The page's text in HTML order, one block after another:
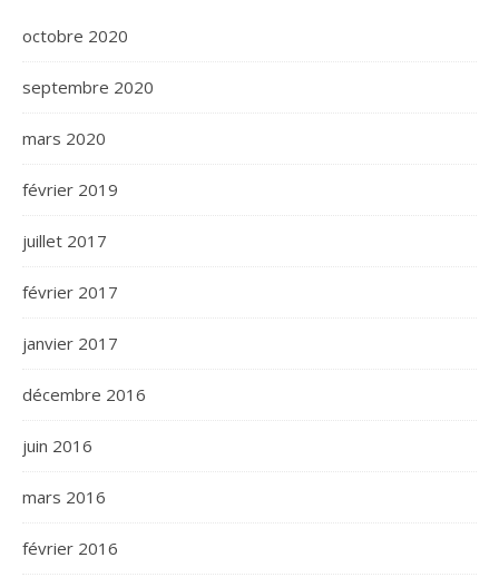
octobre 2020
septembre 2020
mars 2020
février 2019
juillet 2017
février 2017
janvier 2017
décembre 2016
juin 2016
mars 2016
février 2016